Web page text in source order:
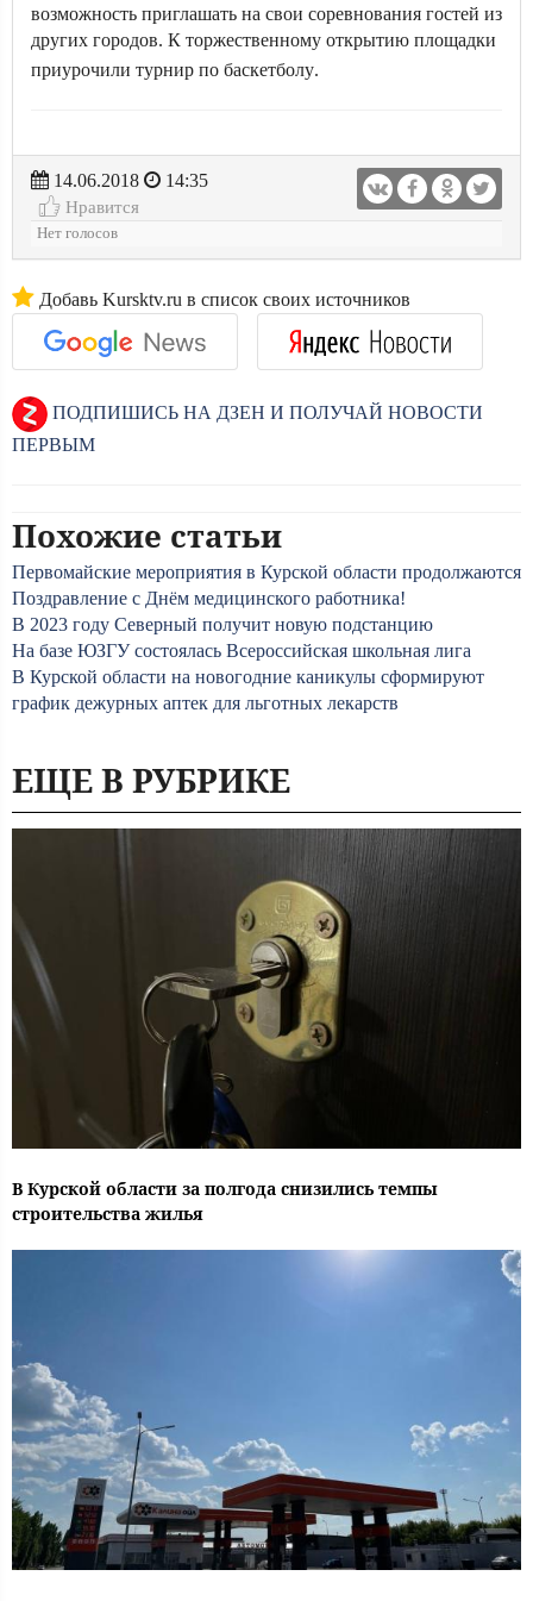
возможность приглашать на свои соревнования гостей из
других городов. К торжественному открытию площадки
приурочили турнир по баскетболу.
14.06.2018
14:35
Нравится
Нет голосов
Добавь Kursktv.ru в список своих источников
ПОДПИШИСЬ НА ДЗЕН И ПОЛУЧАЙ НОВОСТИ
ПЕРВЫМ
Похожие статьи
Первомайские мероприятия в Курской области продолжаются
Поздравление с Днём медицинского работника!
В 2023 году Северный получит новую подстанцию
На базе ЮЗГУ состоялась Всероссийская школьная лига
В Курской области на новогодние каникулы сформируют
график дежурных аптек для льготных лекарств
ЕЩЕ В РУБРИКЕ
В Курской области за полгода снизились темпы
строительства жилья